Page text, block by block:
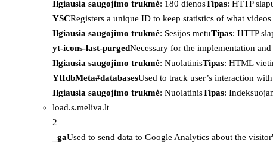
Ilgiausia saugojimo trukmė: 180 dienosTipas: HTTP
YSCRegisters a unique ID to keep statistics of what
Ilgiausia saugojimo trukmė: Sesijos metuTipas: HTTP
yt-icons-last-purgedNecessary for the implementation
Ilgiausia saugojimo trukmė: NuolatinisTipas: HTML
YtIdbMeta#databasesUsed to track user’s interaction
Ilgiausia saugojimo trukmė: NuolatinisTipas:
load.s.meliva.lt
2
_gaUsed to send data to Google Analytics about the